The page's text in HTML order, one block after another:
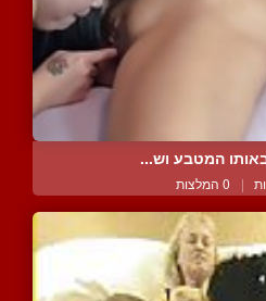
המטבע וש...
| 0 המלצות